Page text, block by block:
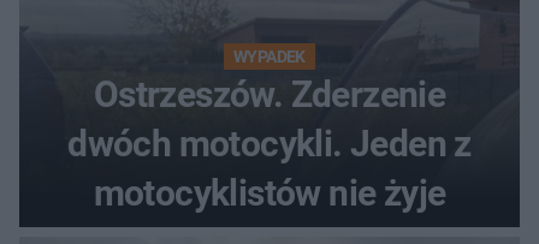
WYPADEK
Ostrzeszów. Zderzenie
dwóch motocykli. Jeden z
motocyklistów nie żyje